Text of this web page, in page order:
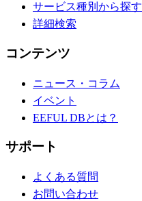
サービス種別から探す
詳細検索
コンテンツ
ニュース・コラム
イベント
EEFUL DBとは？
サポート
よくある質問
お問い合わせ